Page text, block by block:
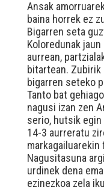
Ansak
baina horrek ez
Bigarren seta
Koloredunak
aurrean,
bitartean.
bigarren seteko
Tanto bat
nagusi izan zen
serio, hutsik egin
14-3 aurreratu
Nagusitasuna
urdinek dena
ezinezkoa zela